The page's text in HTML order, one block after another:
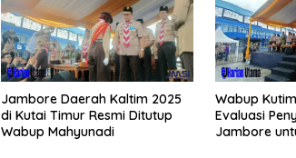
Jambore Daerah Kaltim 2025
di Kutai Timur Resmi Ditutup
Wabup Mahyunadi
Wabup
Evaluasi
Jambore